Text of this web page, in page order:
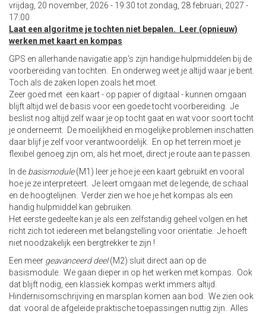
vrijdag, 20 november, 2026 - 19:30tot zondag, 28 februari, 2027 -
17:00
Laat een algoritme je tochten niet bepalen. Leer (opnieuw)
werken met kaart en kompas
GPS en allerhande navigatie app's zijn handige hulpmiddelen bij de
voorbereiding van tochten. En onderweg weet je altijd waar je bent.
Toch als de zaken lopen zoals het moet.
Zeer goed met een kaart - op papier of digitaal - kunnen omgaan
blijft altijd wel de basis voor een goede tocht voorbereiding. Je
beslist nog altijd zelf waar je op tocht gaat en wat voor soort tocht
je onderneemt. De moeilijkheid en mogelijke problemen inschatten
daar blijf je zelf voor verantwoordelijk. En op het terrein moet je
flexibel genoeg zijn om, als het moet, direct je route aan te passen.
In de basismodule(M1) leer je hoe je een kaart gebruikt en vooral
hoe je ze interpreteert. Je leert omgaan met de legende, de schaal
en de hoogtelijnen. Verder zien we hoe je het kompas als een
handig hulpmiddel kan gebruiken.
Het eerste gedeelte kan je als een zelfstandig geheel volgen en het
richt zich tot iedereen met belangstelling voor oriëntatie. Je hoeft
niet noodzakelijk een bergtrekker te zijn !
Een meer geavanceerd deel(M2) sluit direct aan op de
basismodule. We gaan dieper in op het werken met kompas. Ook
dat blijft nodig, een klassiek kompas werkt immers altijd.
Hindernisomschrijving en marsplan komen aan bod. We zien ook
dat vooral de afgeleide praktische toepassingen nuttig zijn. Alles